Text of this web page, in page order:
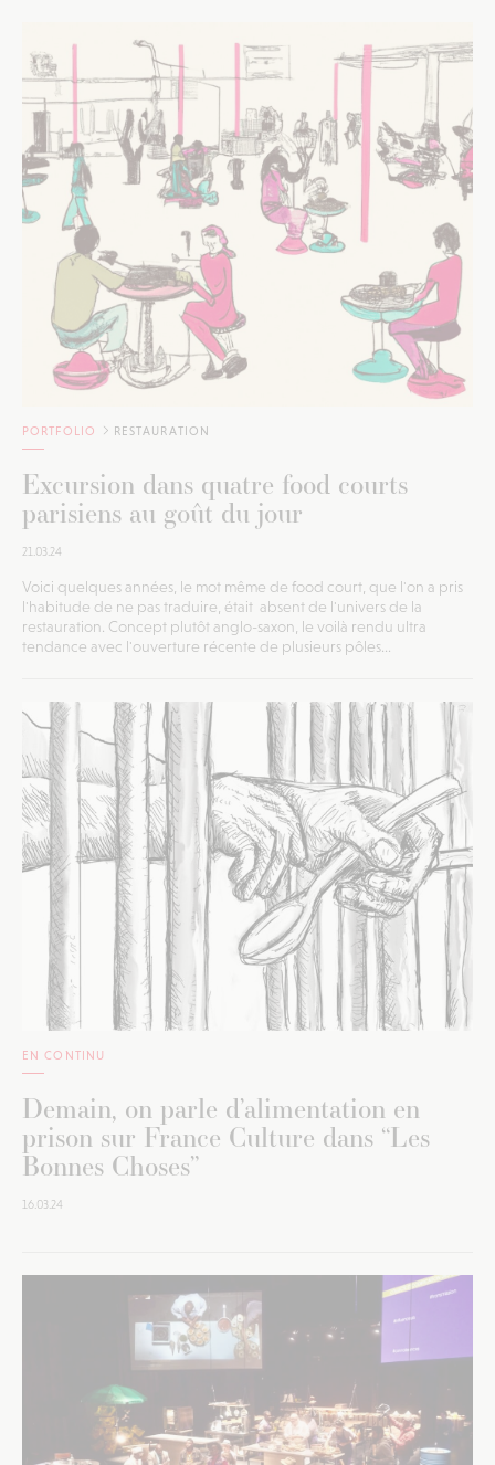
PORTFOLIO RESTAURATION
Excursion dans quatre food courts
parisiens au goût du jour
21.03.24
Voici quelques années, le mot même de food court, que l'on a pris
l'habitude de ne pas traduire, était absent de l'univers de la
restauration. Concept plutôt anglo-saxon, le voilà rendu ultra
tendance avec l'ouverture récente de plusieurs pôles...
EN CONTINU
Demain, on parle d’alimentation en
prison sur France Culture dans “Les
Bonnes Choses”
16.03.24